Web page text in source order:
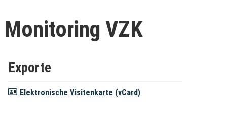
VZK
Exporte
Elektronische Visitenkarte (vCard)